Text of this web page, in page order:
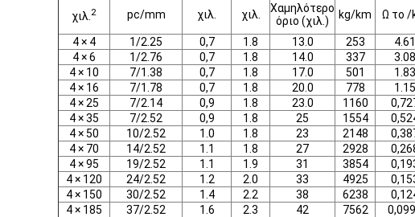
χιλ. 2 pc/mm χιλ. χιλ.
Χαμηλότερο
όριο (χιλ.)
kg/km Ω το /
4 × 4
1/2.25 0,7 1.8 13.0 253 4.61
4 × 6
1/2.76 0,7 1.8 14.0 337 3.08
4 × 10
7/1.38 0,7 1.8 17.0 501 1.83
4 × 16
7/1.78 0,7 1.8 20.0 778 1.15
4 × 25
7/2.14 0,9 1.8 23.0 1160
4 × 35
7/2.52 0,9 1.8 25 1554
4 × 50
10/2.52 1.0 1.8 23 2148
4 × 70
14/2.52 1.1 1.8 27 2928
4 × 95
19/2.52 1.1 1.9 31 3854
4 × 120
24/2.52 1.2 2.0 33 4925
4 × 150
30/2.52 1.4 2.2 38 6238
4 × 185
37/2.52 1.6 2.3 42 7562